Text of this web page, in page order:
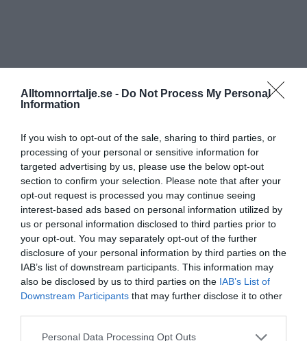
Alltomnorrtalje.se - Do Not Process My Personal
Information
If you wish to opt-out of the sale, sharing to third parties, or
processing of your personal or sensitive information for
targeted advertising by us, please use the below opt-out
section to confirm your selection. Please note that after your
opt-out request is processed you may continue seeing
interest-based ads based on personal information utilized by
us or personal information disclosed to third parties prior to
your opt-out. You may separately opt-out of the further
disclosure of your personal information by third parties on the
IAB’s list of downstream participants. This information may
also be disclosed by us to third parties on the IAB’s List of
Downstream Participants that may further disclose it to other
Personal Data Processing Opt Outs